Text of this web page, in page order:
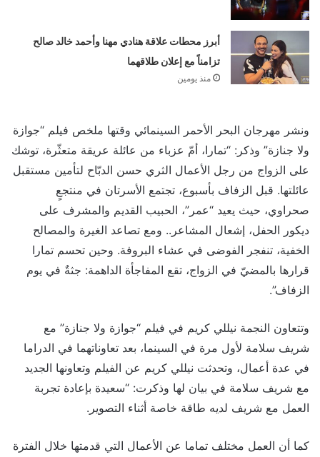
أبرز محطات علاقة هنادي مهنا وأحمد خالد صالح
تزامناً مع إعلان طلاقهما
منذ يومين
ونشر مهرجان البحر الأحمر السينمائي وقتها ملخص فيلم “جوازة
ولا جنازة” وذكر: “تمارا، أمّ عزباء من عائلة عريقة متعثّرة، توشك
على الزواج من رجل الأعمال الثري حسن الدبّاح لتأمين مستقبل
عائلتها. قبل الزفاف بأسبوع، تجتمع الأسرتان في منتجعٍ
صحراوي، حيث يعيد “عمر”، الحبيب القديم والمشرف على
ديكور الحفل، إشعال المشاعر.. ومع تصاعد الغيرة والمصالح
الخفية، تنفجر الفوضى في عشاء البروفة. وحين تحسم تمارا
قرارها بالمضيّ في الزواج، تقع المفاجأة الداهمة: جثةٌ في يوم
الزفاف”.
وتتعاون النجمة نيللي كريم في فيلم “جوازة ولا جنازة” مع
شريف سلامة لأول مرة في السينما، بعد تعاوناتهما في الدراما
في عدة أعمال، وتحدثت نيللي كريم عن الفيلم وتعاونها الجديد
مع شريف سلامة في بيان لها وذكرت: “سعيدة بإعادة تجربة
العمل مع شريف لديه طاقة خاصة أثناء التصوير.
كما أن العمل مختلف تماما عن الأعمال التي قدمتها خلال الفترة